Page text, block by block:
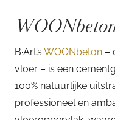
B·Art’s WOONbeton –
vloer – is een
100% natuurlijke
professioneel en